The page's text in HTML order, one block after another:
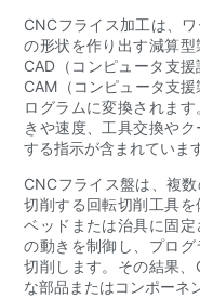
CNCフライス加工は、
の形状を作り出す減算型
CAD（コンピュータ支
CAM（コンピュータ支
ログラムに変換されま
きや速度、工具交換や
する指示が含まれていま
CNCフライス盤は、複
切削する回転切削工具を
ベッドまたは治具に固
の動きを制御し、プロ
切削します。その結果
な部品またはコンポーネ